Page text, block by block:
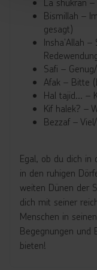
Bismillah –
gesagt)
Insha'Allah –
Safi –
Afak – Bitte
Hal tajid... –
Kif halek? –
Bezzaf –
Egal, ob du dich in
in den ruhigen
weiten Dünen der
dich mit seiner
Menschen in
Begegnungen und
bieten!